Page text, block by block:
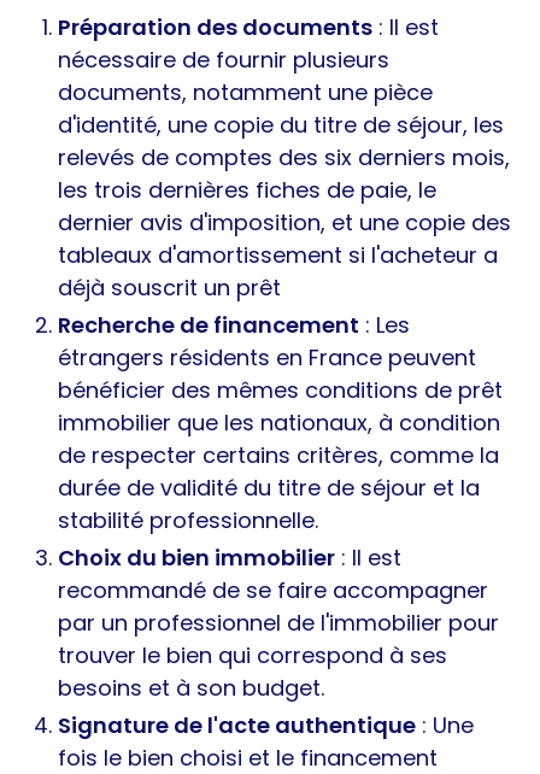
Préparation des documents : Il est
nécessaire de fournir plusieurs
documents, notamment une pièce
d'identité, une copie du titre de séjour, les
relevés de comptes des six derniers mois,
les trois dernières fiches de paie, le
dernier avis d'imposition, et une copie des
tableaux d'amortissement si l'acheteur a
déjà souscrit un prêt
Recherche de financement : Les
étrangers résidents en France peuvent
bénéficier des mêmes conditions de prêt
immobilier que les nationaux, à condition
de respecter certains critères, comme la
durée de validité du titre de séjour et la
stabilité professionnelle.
Choix du bien immobilier : Il est
recommandé de se faire accompagner
par un professionnel de l'immobilier pour
trouver le bien qui correspond à ses
besoins et à son budget.
Signature de l'acte authentique : Une
fois le bien choisi et le financement